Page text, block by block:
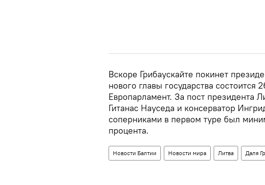
Вскоре Грибаускайте покинет
нового главы государства
Европарламент. За пост президента
Гитанас Науседа и консерватор
соперниками в первом туре был
процента.
Новости Балтии Новости мира Литва Даля